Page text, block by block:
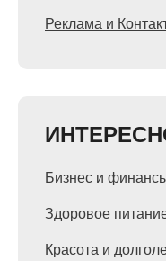
Реклама и
Бизнес и
Здоровое
Красота и